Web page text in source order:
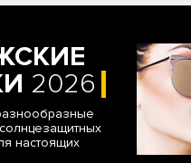
2026
настоящих